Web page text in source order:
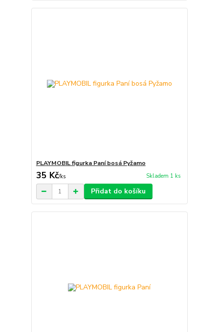
PLAYMOBIL figurka Paní bosá Pyžamo
35 Kč/ks Skladem 1 ks
Přidat do košíku